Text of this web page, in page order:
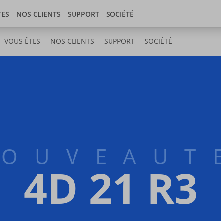
NOS CLIENTS SUPPORT SOCIÉTÉ
center Store
VOUS ÊTES NOS CLIENTS SUPPORT SOCIÉTÉ
4D 21 R3